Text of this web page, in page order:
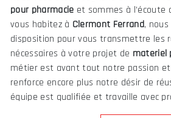
pour pharmacie et sommes à l’écoute
vous habitez à Clermont Ferrand,
disposition pour vous transmettre les
nécessaires à votre projet de materiel
métier est avant tout notre passion
renforce encore plus notre désir de
équipe est qualifiée et travaille avec